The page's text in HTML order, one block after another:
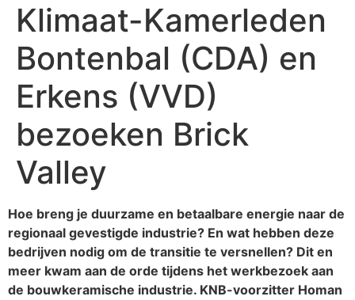
Klimaat-Kamerleden
Bontenbal (CDA) en
Erkens (VVD)
bezoeken Brick
Valley
Hoe breng je duurzame en betaalbare energie naar de
regionaal gevestigde industrie? En wat hebben deze
bedrijven nodig om de transitie te versnellen? Dit en
meer kwam aan de orde tijdens het werkbezoek aan
de bouwkeramische industrie. KNB-voorzitter Homan